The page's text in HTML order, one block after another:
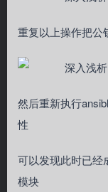
重复以上操作把公
然后重新执行
性
可以发现此时已经
模块